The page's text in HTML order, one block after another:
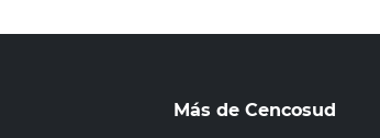
Más de Cencosud